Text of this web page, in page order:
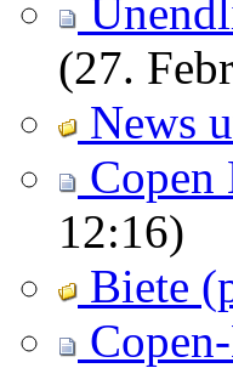
(27.
News
Copen
12:16)
Biete